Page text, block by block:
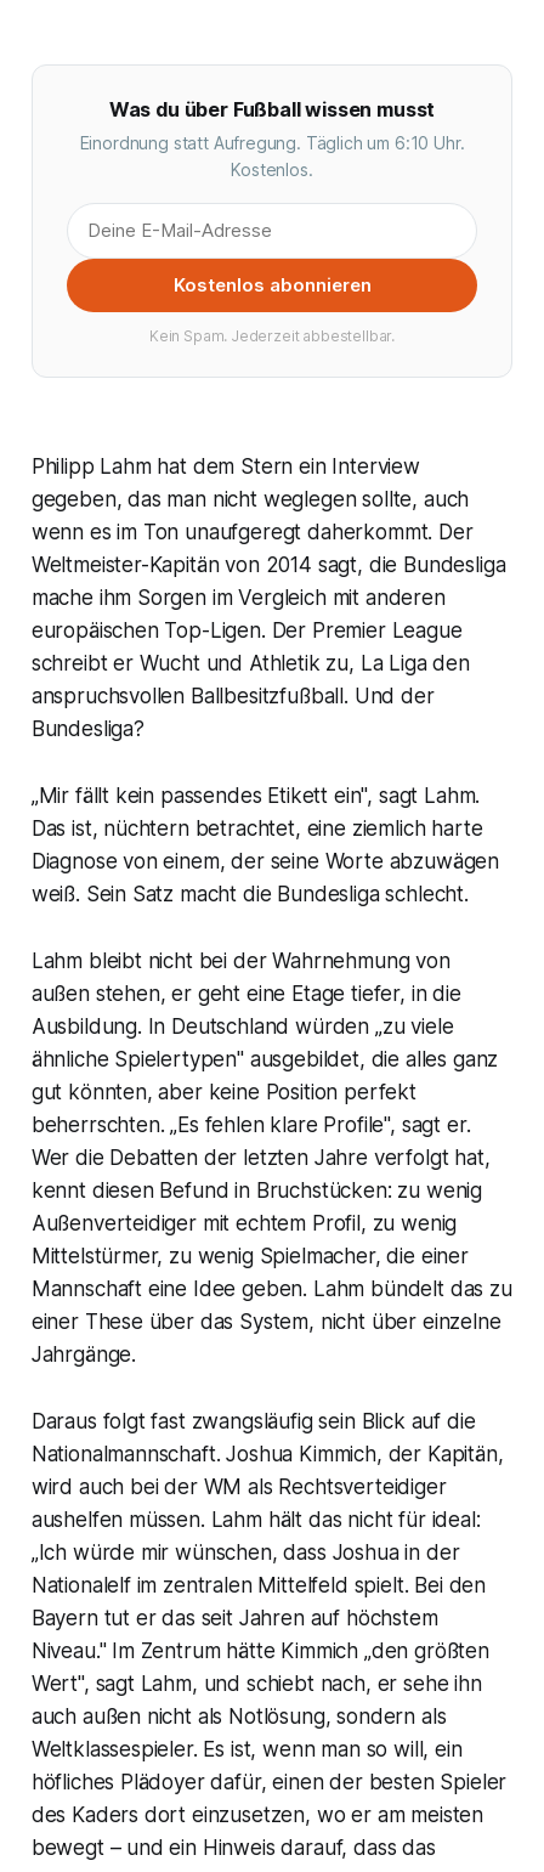
Was du über Fußball wissen musst
Einordnung statt Aufregung. Täglich um 6:10 Uhr.
Kostenlos.
Kostenlos abonnieren
Kein Spam. Jederzeit abbestellbar.
Philipp Lahm hat dem Stern ein Interview
gegeben, das man nicht weglegen sollte, auch
wenn es im Ton unaufgeregt daherkommt. Der
Weltmeister-Kapitän von 2014 sagt, die Bundesliga
mache ihm Sorgen im Vergleich mit anderen
europäischen Top-Ligen. Der Premier League
schreibt er Wucht und Athletik zu, La Liga den
anspruchsvollen Ballbesitzfußball. Und der
Bundesliga?
„Mir fällt kein passendes Etikett ein", sagt Lahm.
Das ist, nüchtern betrachtet, eine ziemlich harte
Diagnose von einem, der seine Worte abzuwägen
weiß. Sein Satz macht die Bundesliga schlecht.
Lahm bleibt nicht bei der Wahrnehmung von
außen stehen, er geht eine Etage tiefer, in die
Ausbildung. In Deutschland würden „zu viele
ähnliche Spielertypen" ausgebildet, die alles ganz
gut könnten, aber keine Position perfekt
beherrschten. „Es fehlen klare Profile", sagt er.
Wer die Debatten der letzten Jahre verfolgt hat,
kennt diesen Befund in Bruchstücken: zu wenig
Außenverteidiger mit echtem Profil, zu wenig
Mittelstürmer, zu wenig Spielmacher, die einer
Mannschaft eine Idee geben. Lahm bündelt das zu
einer These über das System, nicht über einzelne
Jahrgänge.
Daraus folgt fast zwangsläufig sein Blick auf die
Nationalmannschaft. Joshua Kimmich, der Kapitän,
wird auch bei der WM als Rechtsverteidiger
aushelfen müssen. Lahm hält das nicht für ideal:
„Ich würde mir wünschen, dass Joshua in der
Nationalelf im zentralen Mittelfeld spielt. Bei den
Bayern tut er das seit Jahren auf höchstem
Niveau." Im Zentrum hätte Kimmich „den größten
Wert", sagt Lahm, und schiebt nach, er sehe ihn
auch außen nicht als Notlösung, sondern als
Weltklassespieler. Es ist, wenn man so will, ein
höfliches Plädoyer dafür, einen der besten Spieler
des Kaders dort einzusetzen, wo er am meisten
bewegt – und ein Hinweis darauf, dass das